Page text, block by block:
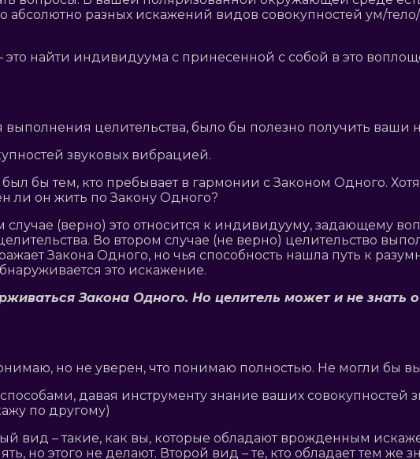
абсолютно разных искажений видов совокупностей ум/
найти индивидуума с принесенной с собой в это
целительства, было бы полезно получить ваши
звуковых вибрацией.
бы тем, кто пребывает в гармонии с Законом Одного.
ли он жить по Закону Одного?
(верно) это относится к индивидууму, задающему
Во втором случае (не верно) целительство
Закона Одного, но чья способность нашла путь к
это искажение.
Закона Одного. Но целитель может и не знать
но не уверен, что понимаю полностью. Не могли бы
давая инструменту знание ваших совокупностей
по другому)
вид – такие, как вы, которые обладают врожденным
но этого не делают. Второй вид – те, кто обладает тем же